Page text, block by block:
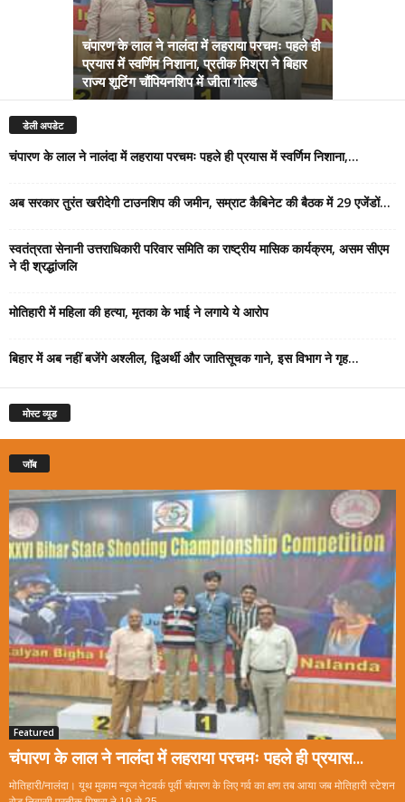
चंपारण के लाल ने नालंदा में लहराया परचमः पहले ही
प्रयास में स्वर्णिम निशाना, प्रतीक मिश्रा ने बिहार
राज्य शूटिंग चौंपियनशिप में जीता गोल्ड
डेली अपडेट
चंपारण के लाल ने नालंदा में लहराया परचमः पहले ही प्रयास में स्वर्णिम निशाना,...
अब सरकार तुरंत खरीदेगी टाउनशिप की जमीन, सम्राट कैबिनेट की बैठक में 29 एजेंडों...
स्वतंत्रता सेनानी उत्तराधिकारी परिवार समिति का राष्ट्रीय मासिक कार्यक्रम, असम सीएम
ने दी श्रद्धांजलि
मोतिहारी में महिला की हत्या, मृतका के भाई ने लगाये ये आरोप
बिहार में अब नहीं बजेंगे अश्लील, द्विअर्थी और जातिसूचक गाने, इस विभाग ने गृह...
मोस्ट व्यूड
जॉब
Featured
चंपारण के लाल ने नालंदा में लहराया परचमः पहले ही प्रयास...
मोतिहारी/नालंदा। यूथ मुकाम न्यूज नेटवर्क पूर्वी चंपारण के लिए गर्व का क्षण तब आया जब मोतिहारी स्टेशन